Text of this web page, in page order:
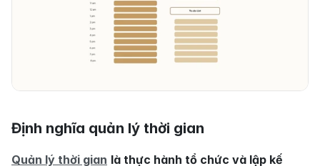
Định nghĩa quản lý thời gian
Quản lý thời gian là thực hành tổ chức và lập kế